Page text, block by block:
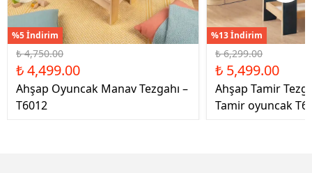
%5 İndirim
₺ 4,750.00
₺ 4,499.00
Ahşap Oyuncak Manav Tezgahı –
T6012
%13 İndirim
₺ 6,299.00
₺ 5,499.00
Ahşap Tamir
Tamir oyuncak